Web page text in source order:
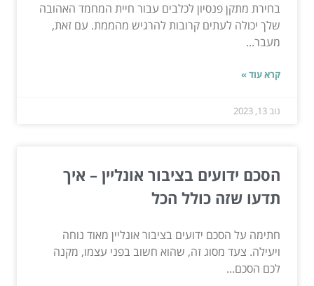
בחירת מתקן פנסיון לכלבים עבור חיית המחמד האהובה
שלך יכולה לעתים קרובות להרגיש מהממת. עם זאת,
מעבר...
קרא עוד »
נוב 13, 2023
הסכם ידועים בציבור אונליין – איך
תדעו שזה כולל הכל
חתימה על הסכם ידועים בציבור אונליין מאוד נוחה
ויעילה. צעד מסוג זה, שהוא חשוב בפני עצמו, מקנה
לכם הסכם...